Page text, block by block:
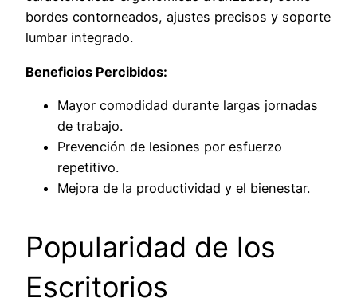
bordes contorneados, ajustes precisos y soporte
lumbar integrado.
Beneficios Percibidos:
Mayor comodidad durante largas jornadas
de trabajo.
Prevención de lesiones por esfuerzo
repetitivo.
Mejora de la productividad y el bienestar.
Popularidad de los
Escritorios